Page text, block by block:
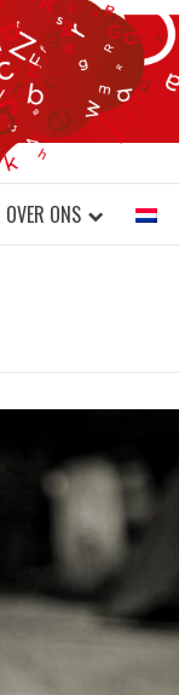
OVER ONS